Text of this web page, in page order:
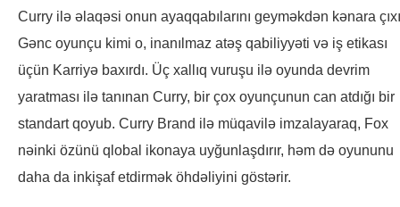
Curry ilə əlaqəsi onun ayaqqabılarını geyməkdən kənara
Gənc oyunçu kimi o, inanılmaz atəş qabiliyyəti və iş etikası
üçün Karriyə baxırdı. Üç xallıq vuruşu ilə oyunda devrim
yaratması ilə tanınan Curry, bir çox oyunçunun can atdığı bir
standart qoyub. Curry Brand ilə müqavilə imzalayaraq, Fox
nəinki özünü qlobal ikonaya uyğunlaşdırır, həm də oyununu
daha da inkişaf etdirmək öhdəliyini göstərir.